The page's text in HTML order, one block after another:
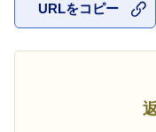
URLをコピー